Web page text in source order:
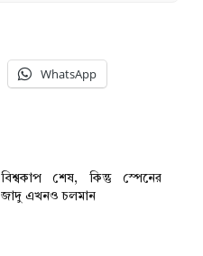
WhatsApp
বিশ্বকাপ শেষ, কিন্তু স্পেনের
জাদু এখনও চলমান